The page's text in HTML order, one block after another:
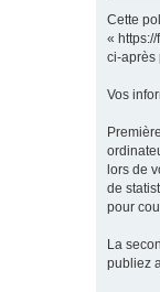
Cette
«
ci-après
Vos
lors de
de
pour
La
publiez